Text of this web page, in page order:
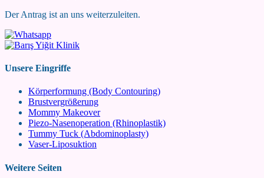
Der Antrag ist an uns weiterzuleiten.
Unsere Eingriffe
Körperformung (Body Contouring)
Brustvergrößerung
Mommy Makeover
Piezo-Nasenoperation (Rhinoplastik)
Tummy Tuck (Abdominoplasty)
Vaser-Liposuktion
Weitere Seiten